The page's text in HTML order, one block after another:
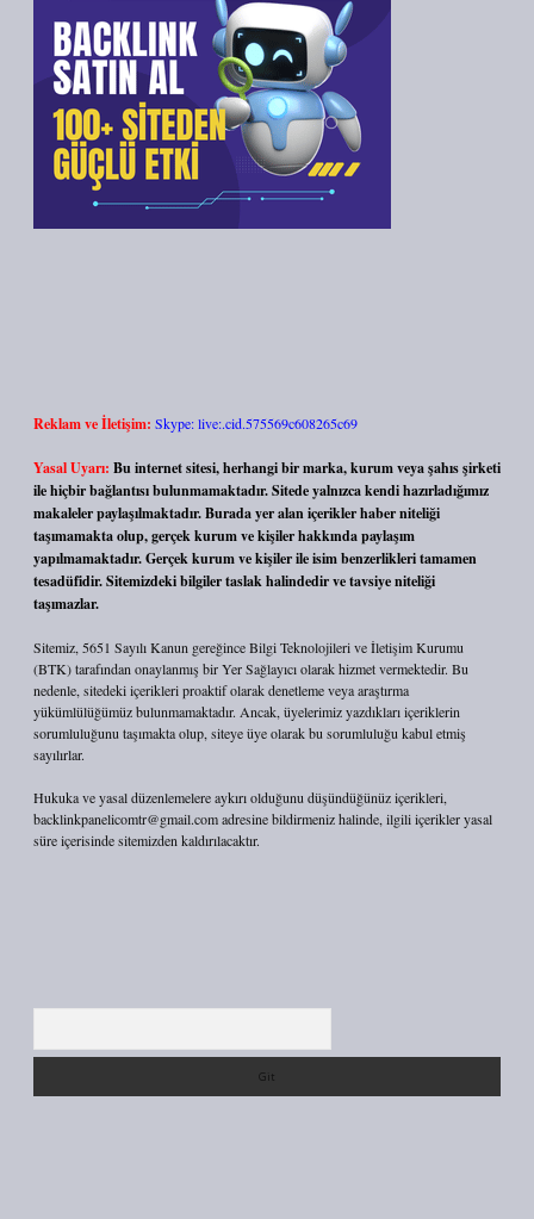
Reklam ve İletişim: Skype: live:.cid.575569c608265c69
Yasal Uyarı: Bu internet sitesi, herhangi bir marka, kurum veya şahıs şirketi
ile hiçbir bağlantısı bulunmamaktadır. Sitede yalnızca kendi hazırladığımız
makaleler paylaşılmaktadır. Burada yer alan içerikler haber niteliği
taşımamakta olup, gerçek kurum ve kişiler hakkında paylaşım
yapılmamaktadır. Gerçek kurum ve kişiler ile isim benzerlikleri tamamen
tesadüfidir. Sitemizdeki bilgiler taslak halindedir ve tavsiye niteliği
taşımazlar.
Sitemiz, 5651 Sayılı Kanun gereğince Bilgi Teknolojileri ve İletişim Kurumu
(BTK) tarafından onaylanmış bir Yer Sağlayıcı olarak hizmet vermektedir. Bu
nedenle, sitedeki içerikleri proaktif olarak denetleme veya araştırma
yükümlülüğümüz bulunmamaktadır. Ancak, üyelerimiz yazdıkları içeriklerin
sorumluluğunu taşımakta olup, siteye üye olarak bu sorumluluğu kabul etmiş
sayılırlar.
Hukuka ve yasal düzenlemelere aykırı olduğunu düşündüğünüz içerikleri,
backlinkpanelicomtr@gmail.comadresine bildirmeniz halinde, ilgili içerikler yasal
süre içerisinde sitemizden kaldırılacaktır.